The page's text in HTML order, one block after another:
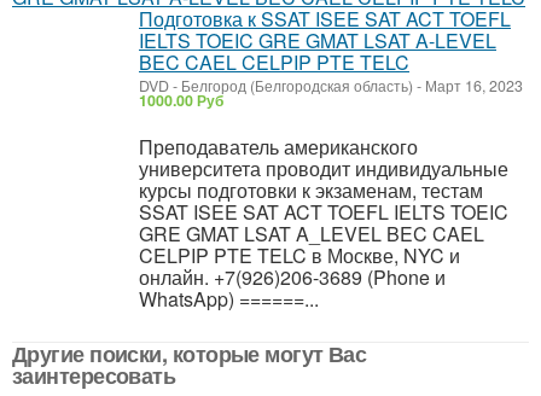
Подготовка к SSAT ISEE SAT ACT TOEFL
IELTS TOEIC GRE GMAT LSAT A-LEVEL
BEC CAEL CELPIP PTE TELC
DVD- Белгород (Белгородская область) - Март 16, 2023
1000.00 Руб
Преподаватель американского
университета проводит индивидуальные
курсы подготовки к экзаменам, тестам
SSAT ISEE SAT ACT TOEFL IELTS TOEIC
GRE GMAT LSAT A_LEVEL BEC CAEL
CELPIP PTE TELC в Москве, NYC и
онлайн. +7(926)206-3689 (Phone и
WhatsApp) ======...
Другие поиски, которые могут Вас
заинтересовать